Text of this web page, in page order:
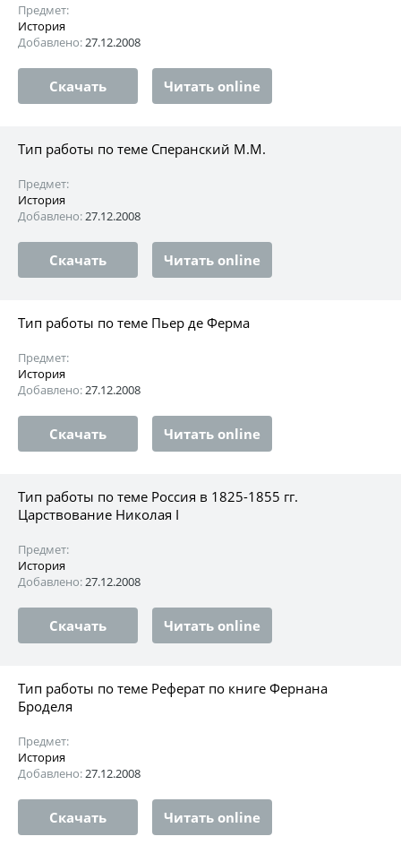
Предмет:
История
Добавлено:27.12.2008
Скачать Читать online
Тип работы по теме Сперанский М.М.
Предмет:
История
Добавлено:27.12.2008
Скачать Читать online
Тип работы по теме Пьер де Ферма
Предмет:
История
Добавлено:27.12.2008
Скачать Читать online
Тип работы по теме Россия в 1825-1855 гг.
Царствование Николая I
Предмет:
История
Добавлено:27.12.2008
Скачать Читать online
Тип работы по теме Реферат по книге Фернана
Броделя
Предмет:
История
Добавлено:27.12.2008
Скачать Читать online